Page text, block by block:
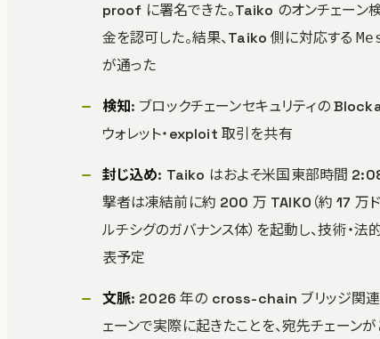
proof に署名できた。Taiko のオンチェーン
金を認可した。結果、Taiko 側に対応する
が通った
検知: ブロックチェーンセキュリティの
ウォレット・exploit 取引を共有
封じ込め: Taiko はおよそ米国東部時間
撃者は凍結前に約 200 万 TAIKO（約 17 万
ルチシグのガバナンス体）を起動し、技術・
表予定
文脈: 2026 年の cross-chain ブリッジ関連
ェーンで実際に起きたことを、宛先チェーン